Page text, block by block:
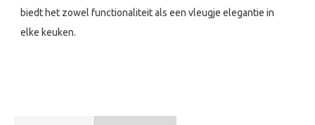
biedt het zowel functionaliteit als een vleugje elegantie in
elke keuken.